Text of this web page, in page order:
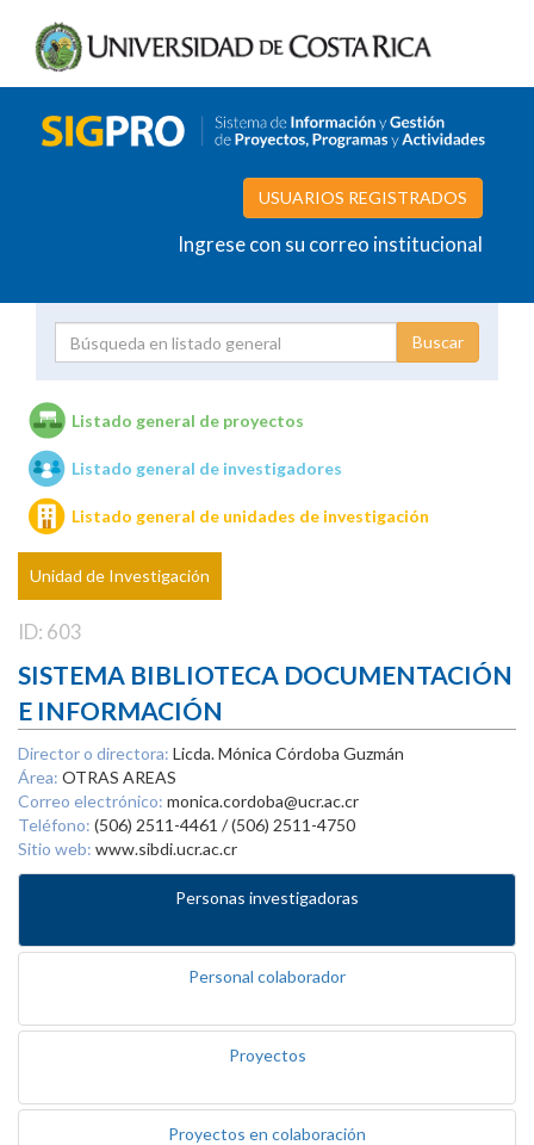
USUARIOS REGISTRADOS
Ingrese con su correo institucional
Unidades de investigación
Listado general de proyectos
Listado general de investigadores
Listado general de unidades de investigación
Unidad de Investigación
ID: 603
SISTEMA BIBLIOTECA DOCUMENTACIÓN
E INFORMACIÓN
Director o directora: Licda. Mónica Córdoba Guzmán
Área: OTRAS AREAS
Correo electrónico: monica.cordoba@ucr.ac.cr
Teléfono: (506) 2511-4461 / (506) 2511-4750
Sitio web: www.sibdi.ucr.ac.cr
Personas investigadoras
Personal colaborador
Proyectos
Proyectos en colaboración